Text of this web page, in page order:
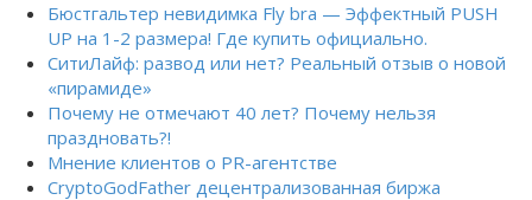
Бюстгальтер невидимка Fly bra — Эффектный PUSH
UP на 1-2 размера! Где купить официально.
СитиЛайф: развод или нет? Реальный отзыв о новой
«пирамиде»
Почему не отмечают 40 лет? Почему нельзя
праздновать?!
Мнение клиентов о PR-агентстве
CryptoGodFather децентрализованная биржа